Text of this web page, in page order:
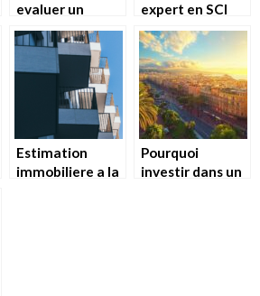
evaluer un
appartement a
vendre ?
expert en SCI
familiale
Estimation
immobiliere a la
Pourquoi
investir dans un